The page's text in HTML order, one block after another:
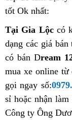
tốt Ok nhất:
Tại Gia Lộccó
dạng các giá
có bán Dream
mua xe online từ
gọi ngay số:
sỉ hoặc nhận
Công ty Ông